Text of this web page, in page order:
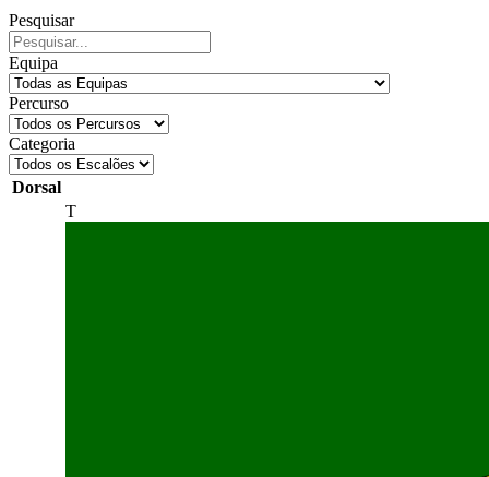
Pesquisar
Equipa
Percurso
Categoria
Dorsal
T